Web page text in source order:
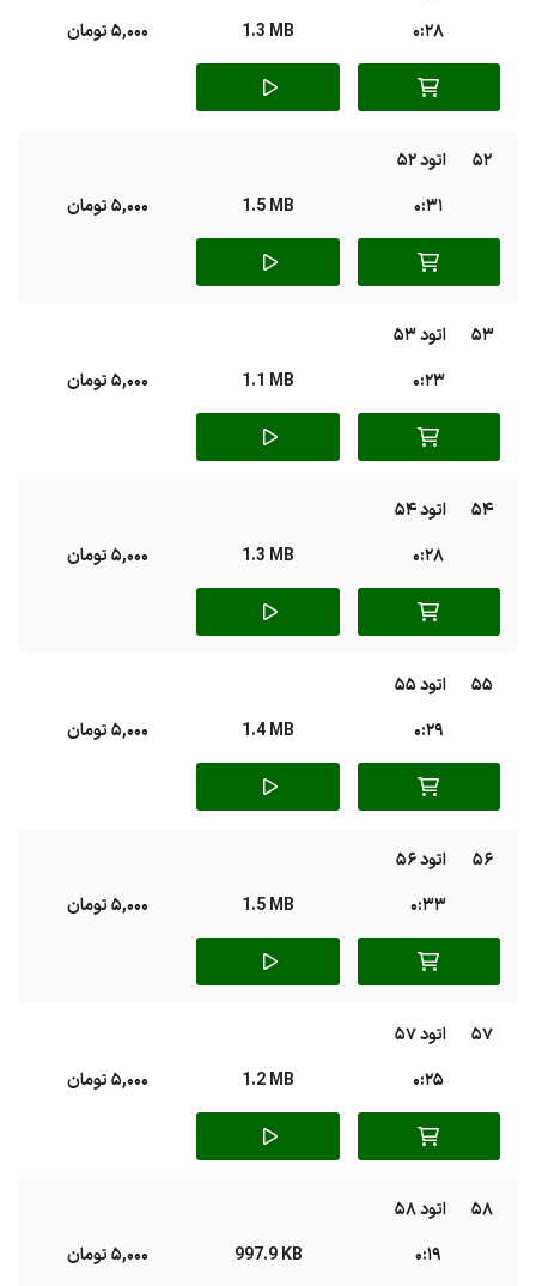
0:28
1.3 MB 5,000 تومان
52
اتود 52
0:31
1.5 MB 5,000 تومان
53
اتود 53
0:23
1.1 MB 5,000 تومان
54
اتود 54
0:28
1.3 MB 5,000 تومان
55
اتود 55
0:29
1.4 MB 5,000 تومان
56
اتود 56
0:33
1.5 MB 5,000 تومان
57
اتود 57
0:25
1.2 MB 5,000 تومان
58
اتود 58
0:19
997.9 KB 5,000 تومان